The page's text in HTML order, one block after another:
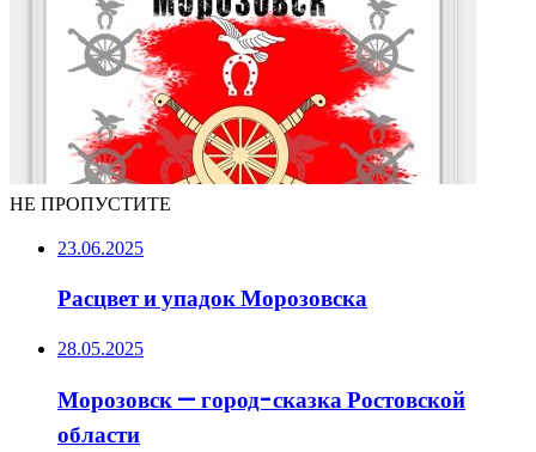
НЕ ПРОПУСТИТЕ
23.06.2025
Расцвет и упадок Морозовска
28.05.2025
Морозовск — город-сказка Ростовской
области